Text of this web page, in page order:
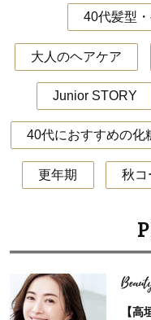
40代髪型
大人のヘアケア
Junior STORY
更年期 秋コ
【